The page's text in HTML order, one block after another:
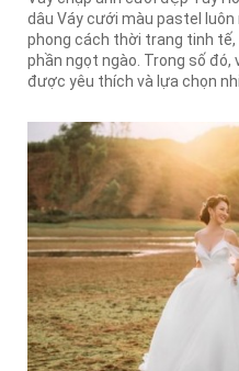
dâu Váy cưới màu pastel
phong cách thời trang tinh tế,
phần ngọt ngào. Trong số
được yêu thích và lựa chọn